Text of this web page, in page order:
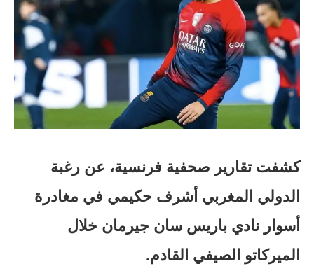
كشفت تقارير صحفية فرنسية، عن رغبة
الدولي المغربي أشرف حكيمي في مغادرة
أسوار نادي باريس سان جيرمان خلال
الميركاتو الصيفي القادم.